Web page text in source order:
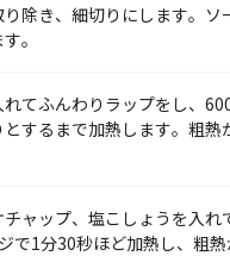
除き、細切りにします。ソ
。
てふんわりラップをし、
するまで加熱します。粗熱
ャップ、塩こしょうを入れ
で1分30秒ほど加熱し、粗